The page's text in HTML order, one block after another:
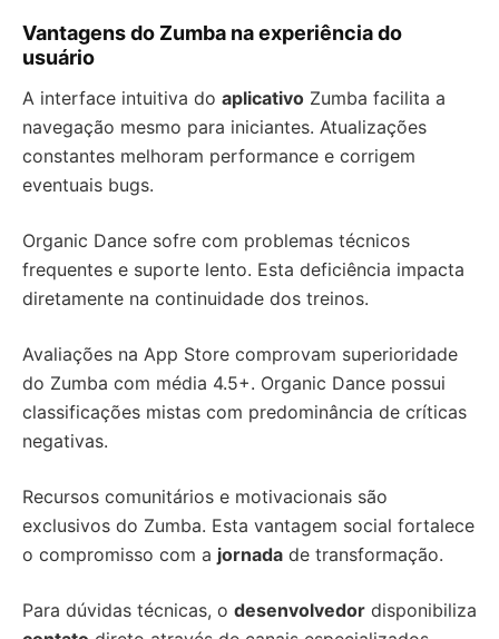
Vantagens do Zumba na experiência do
usuário
A interface intuitiva do aplicativo Zumba facilita a
navegação mesmo para iniciantes. Atualizações
constantes melhoram performance e corrigem
eventuais bugs.
Organic Dance sofre com problemas técnicos
frequentes e suporte lento. Esta deficiência impacta
diretamente na continuidade dos treinos.
Avaliações na App Store comprovam superioridade
do Zumba com média 4.5+. Organic Dance possui
classificações mistas com predominância de críticas
negativas.
Recursos comunitários e motivacionais são
exclusivos do Zumba. Esta vantagem social fortalece
o compromisso com a jornada de transformação.
Para dúvidas técnicas, o desenvolvedor disponibiliza